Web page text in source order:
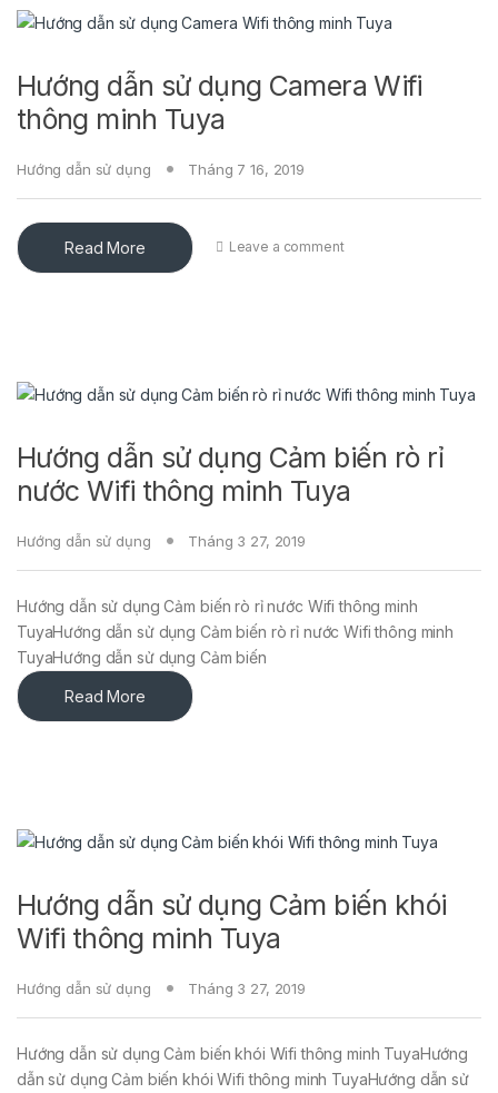
Hướng dẫn sử dụng Camera Wifi
thông minh Tuya
Hướng dẫn sử dụng Tháng 7 16, 2019
Read More Leave a comment
Hướng dẫn sử dụng Cảm biến rò rỉ
nước Wifi thông minh Tuya
Hướng dẫn sử dụng Tháng 3 27, 2019
Hướng dẫn sử dụng Cảm biến rò rỉ nước Wifi thông minh
TuyaHướng dẫn sử dụng Cảm biến rò rỉ nước Wifi thông minh
TuyaHướng dẫn sử dụng Cảm biến
Read More
Hướng dẫn sử dụng Cảm biến khói
Wifi thông minh Tuya
Hướng dẫn sử dụng Tháng 3 27, 2019
Hướng dẫn sử dụng Cảm biến khói Wifi thông minh TuyaHướng
dẫn sử dụng Cảm biến khói Wifi thông minh TuyaHướng dẫn sử